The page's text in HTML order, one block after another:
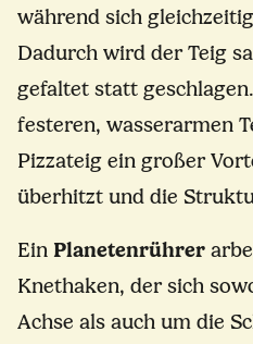
während sich
Dadurch wird der Teig
gefaltet statt
festeren, wasserarmen
Pizzateig ein großer
überhitzt und die
Ein Planetenrührer
Knethaken, der sich
Achse als auch um die